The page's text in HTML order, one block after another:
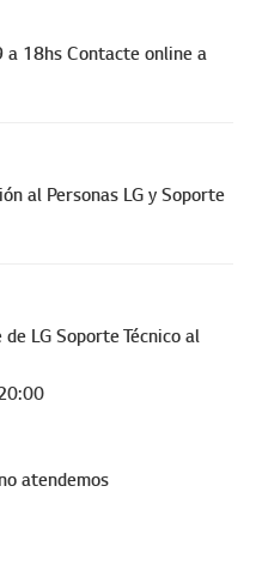
a 18hs Contacte online a
al Personas LG y Soporte
LG Soporte Técnico al
atendemos